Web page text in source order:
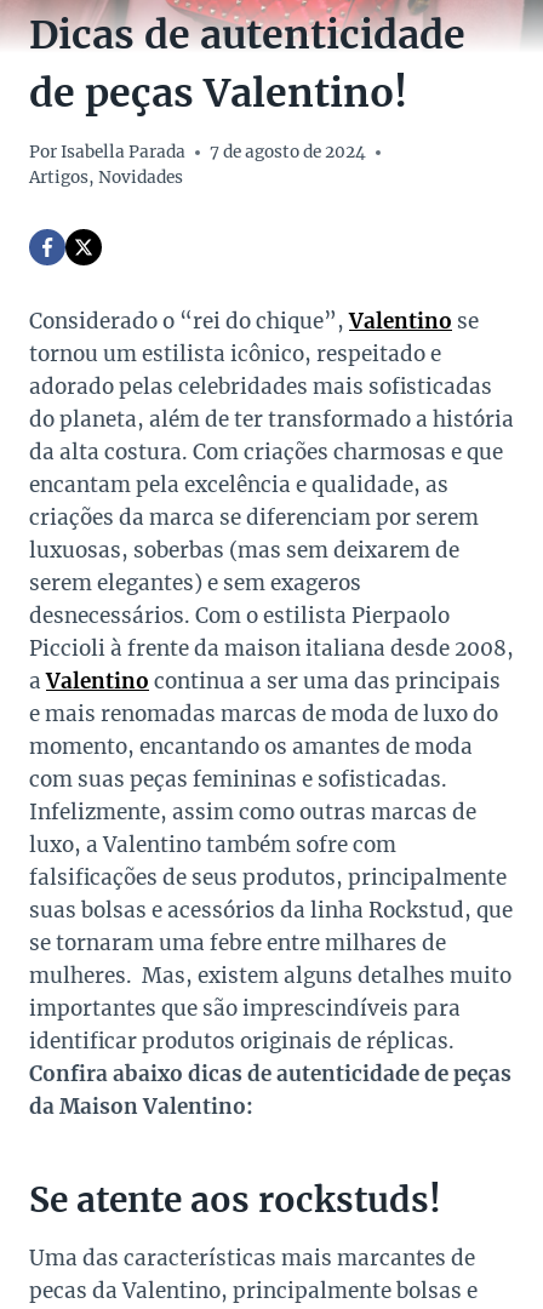
Dicas de autenticidade
de peças Valentino!
PorIsabella Parada
7 de agosto de 2024
Artigos, Novidades
Considerado o “rei do chique”,Valentino se
tornou um estilista icônico, respeitado e
adorado pelas celebridades mais sofisticadas
do planeta, além de ter transformado a história
da alta costura. Com criações charmosas e que
encantam pela excelência e qualidade, as
criações da marca se diferenciam por serem
luxuosas, soberbas (mas sem deixarem de
serem elegantes) e sem exageros
desnecessários. Com o estilista Pierpaolo
Piccioli à frente da maison italiana desde 2008,
aValentino continua a ser uma das principais
e mais renomadas marcas de moda de luxo do
momento, encantando os amantes de moda
com suas peças femininas e sofisticadas.
Infelizmente, assim como outras marcas de
luxo, a Valentino também sofre com
falsificações de seus produtos, principalmente
suas bolsas e acessórios da linha Rockstud, que
se tornaram uma febre entre milhares de
mulheres. Mas, existem alguns detalhes muito
importantes que são imprescindíveis para
identificar produtos originais de réplicas.
Confira abaixo dicas de autenticidade de peças
da Maison Valentino:
Se atente aos rockstuds!
Uma das características mais marcantes de
pecas da Valentino, principalmente bolsas e